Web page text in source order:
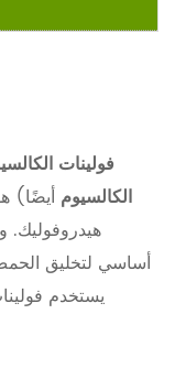
فولينات
الكالسيوم
أساسي لتخليق الحمض
يستخدم